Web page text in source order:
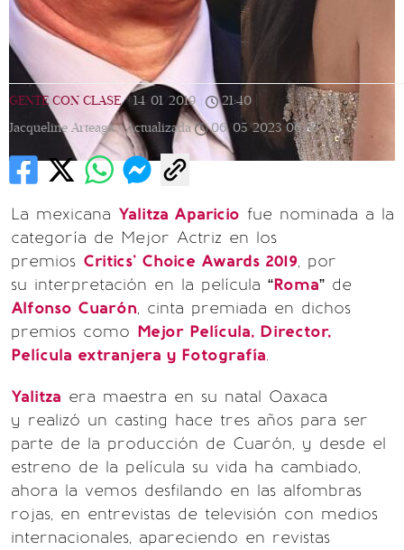
GENTE CON CLASE | 14/01/2019 21:40
Jacqueline Arteaga | Actualizada 06/05/2023 06:56
La mexicana Yalitza Aparicio fue nominada a la
categoría de Mejor Actriz en los
premios Critics' Choice Awards 2019, por
su interpretación en la película “Roma” de
Alfonso Cuarón, cinta premiada en dichos
premios como Mejor Película, Director,
Película extranjera y Fotografía.
Yalitza era maestra en su natal Oaxaca
y realizó un casting hace tres años para ser
parte de la producción de Cuarón, y desde el
estreno de la película su vida ha cambiado,
ahora la vemos desfilando en las alfombras
rojas, en entrevistas de televisión con medios
internacionales, apareciendo en revistas